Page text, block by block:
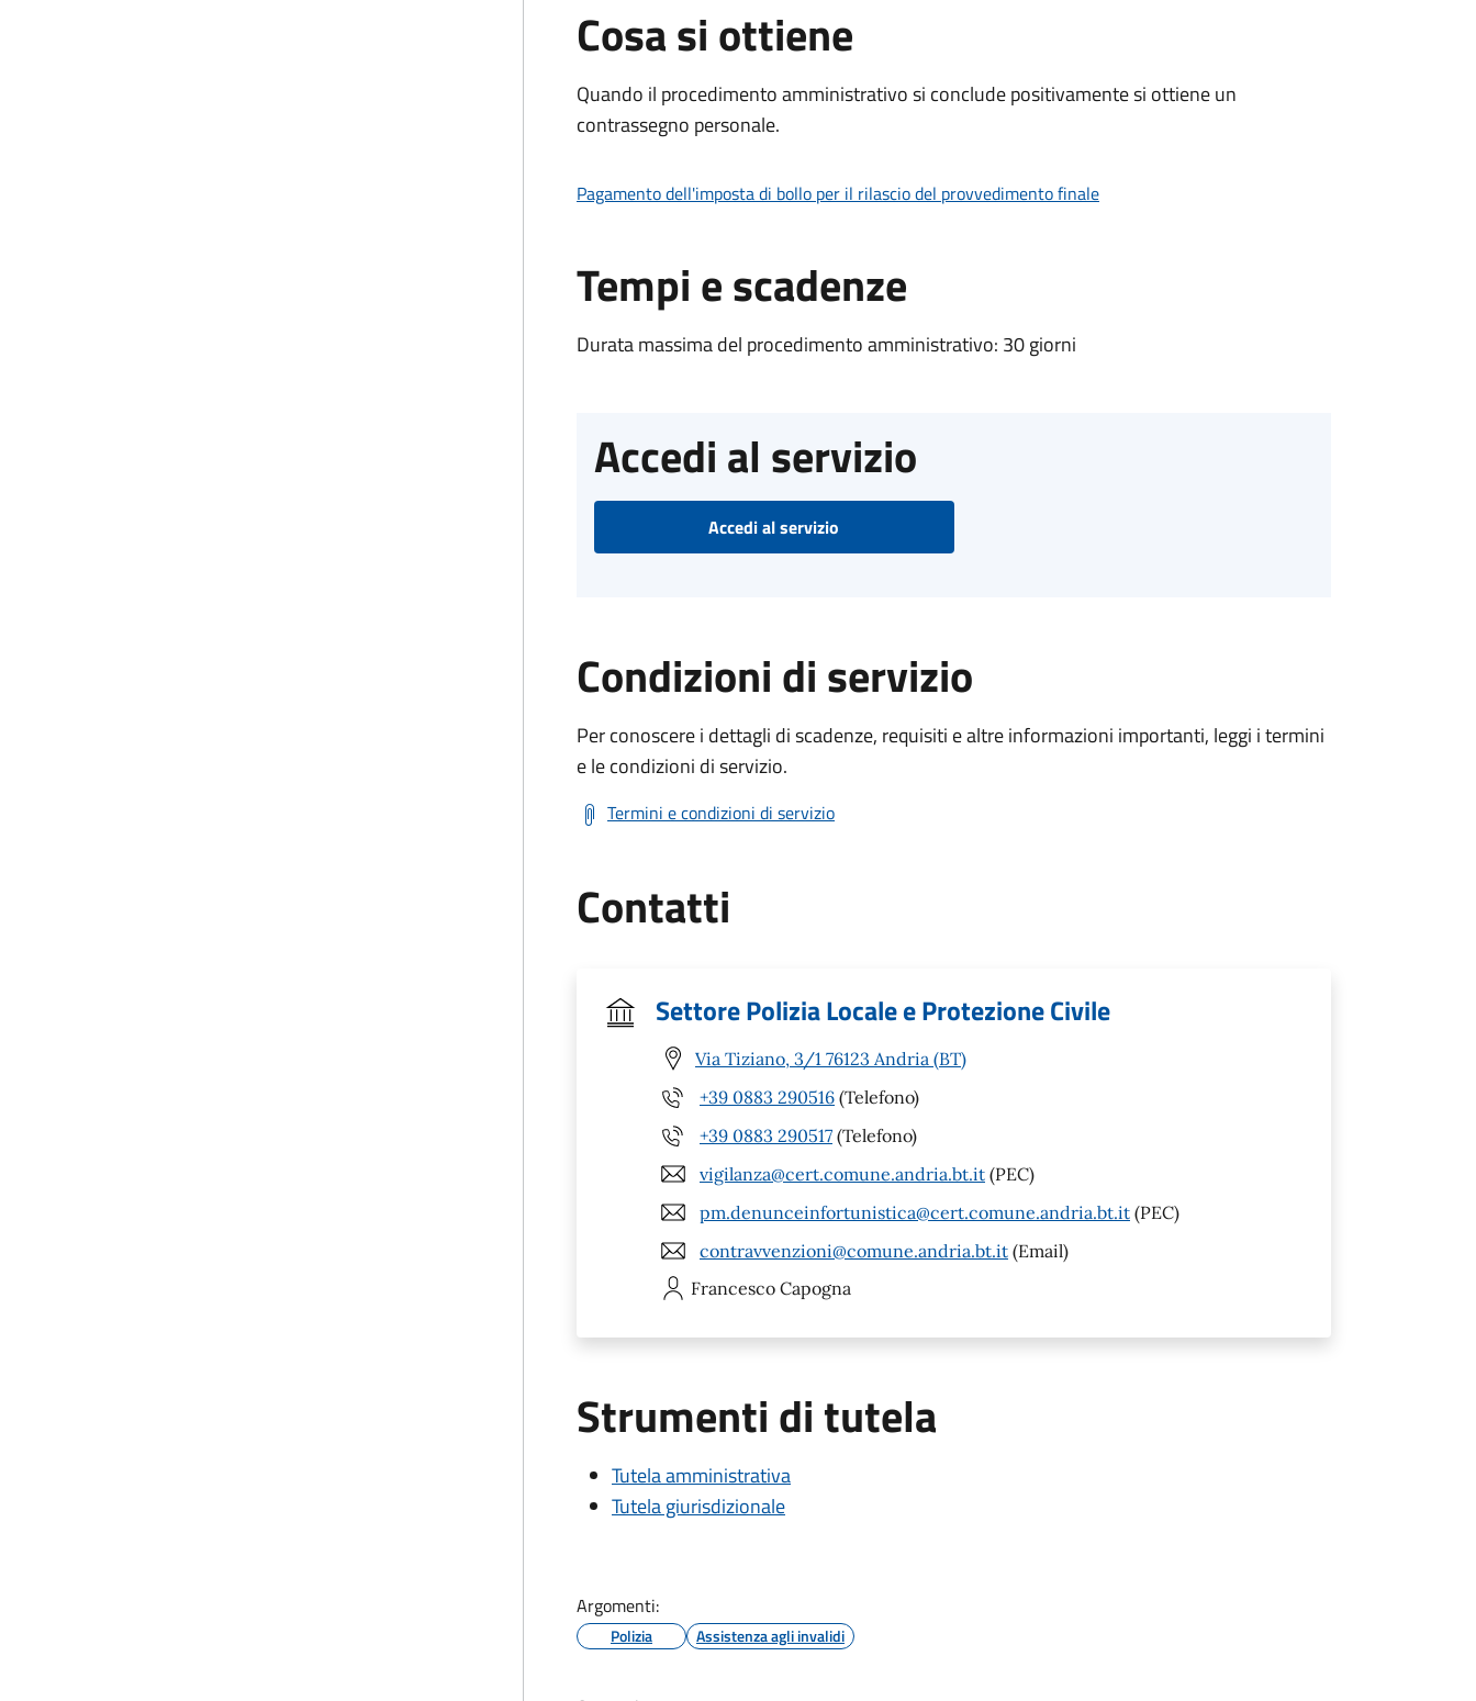
Cosa si ottiene
Quando il procedimento amministrativo si conclude positivamente si ottiene un
contrassegno personale.
Pagamento dell'imposta di bollo per il rilascio del provvedimento finale
Tempi e scadenze
Durata massima del procedimento amministrativo: 30 giorni
Accedi al servizio
Accedi al servizio
Condizioni di servizio
Per conoscere i dettagli di scadenze, requisiti e altre informazioni importanti, leggi i termini
e le condizioni di servizio.
Termini e condizioni di servizio
Contatti
Settore Polizia Locale e Protezione Civile
Via Tiziano, 3/1 76123 Andria (BT)
+39 0883 290516 (Telefono)
+39 0883 290517 (Telefono)
vigilanza@cert.comune.andria.bt.it (PEC)
pm.denunceinfortunistica@cert.comune.andria.bt.it (PEC)
contravvenzioni@comune.andria.bt.it (Email)
Francesco Capogna
Strumenti di tutela
Tutela amministrativa
Tutela giurisdizionale
Argomenti:
Polizia Assistenza agli invalidi